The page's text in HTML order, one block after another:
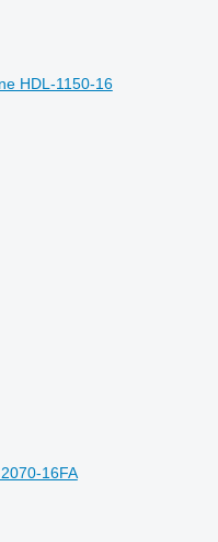
HDL-1150-16
16FA